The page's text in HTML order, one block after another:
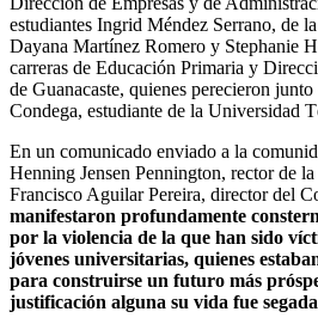
estudiantes Ingrid Méndez Serrano, de
Dayana Martínez Romero y Stephanie
carreras de Educación Primaria y
de Guanacaste, quienes perecieron
Condega, estudiante de la Universidad
En un comunicado enviado a la
Henning Jensen Pennington, rector de
Francisco Aguilar Pereira, director del
manifestaron profundamente
por la violencia de la que han sido
jóvenes universitarias, quienes
para construirse un futuro más
justificación alguna su vida fue